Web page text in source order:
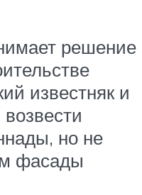
решение
известняк и
но не
фасады